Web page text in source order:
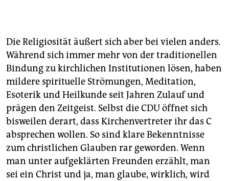
Die Religiosität äußert sich aber bei vielen anders.
Während sich immer mehr von der traditionellen
Bindung zu kirchlichen Institutionen lösen, haben
mildere spirituelle Strömungen, Meditation,
Esoterik und Heilkunde seit Jahren Zulauf und
prägen den Zeitgeist. Selbst die CDU öffnet sich
bisweilen derart, dass Kirchenvertreter ihr das C
absprechen wollen. So sind klare Bekenntnisse
zum christlichen Glauben rar geworden. Wenn
man unter aufgeklärten Freunden erzählt, man
sei ein Christ und ja, man glaube, wirklich, wird